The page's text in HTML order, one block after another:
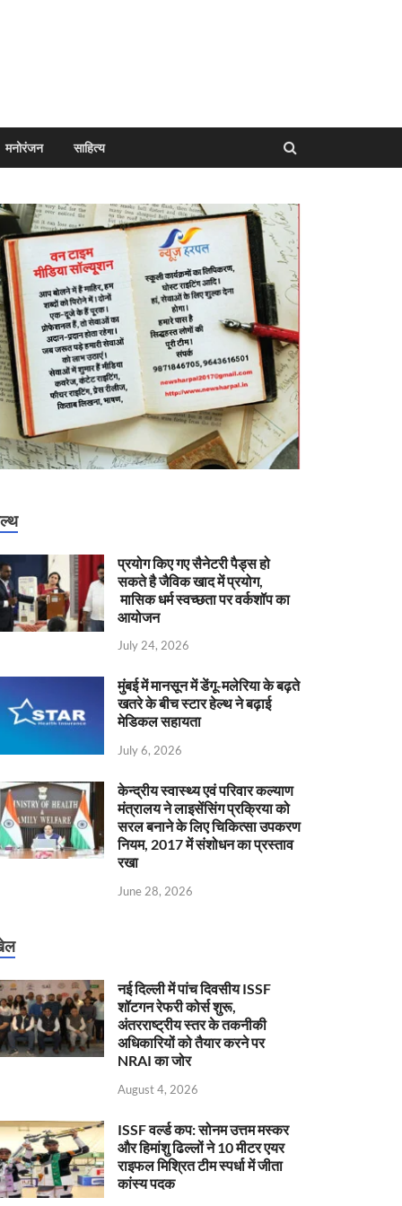
मनोरंजन साहित्य
प्रयोग किए गए सैनेटरी पैड्स हो
सकते है जैविक खाद में प्रयोग,
मासिक धर्म स्वच्छता पर वर्कशॉप का
आयोजन
July 24, 2026
मुंबई में मानसून में डेंगू-मलेरिया के बढ़ते
खतरे के बीच स्टार हेल्थ ने बढ़ाई
मेडिकल सहायता
July 6, 2026
केन्‍द्रीय स्वास्थ्य एवं परिवार कल्याण
मंत्रालय ने लाइसेंसिंग प्रक्रिया को
सरल बनाने के लिए चिकित्सा उपकरण
नियम, 2017 में संशोधन का प्रस्ताव
रखा
June 28, 2026
नई दिल्ली में पांच दिवसीय ISSF
शॉटगन रेफरी कोर्स शुरू,
अंतरराष्ट्रीय स्तर के तकनीकी
अधिकारियों को तैयार करने पर
NRAI का जोर
August 4, 2026
ISSF वर्ल्ड कप: सोनम उत्तम मस्कर
और हिमांशु ढिल्लों ने 10 मीटर एयर
राइफल मिश्रित टीम स्पर्धा में जीता
कांस्य पदक